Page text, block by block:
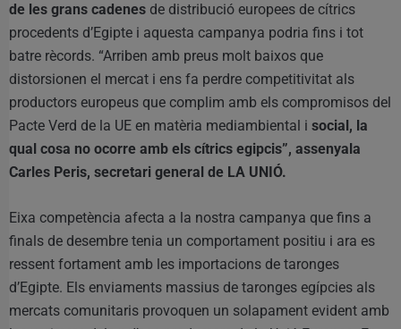
de les grans cadenes de distribució europees de cítrics
procedents d’Egipte i aquesta campanya podria fins i tot
batre rècords. “Arriben amb preus molt baixos que
distorsionen el mercat i ens fa perdre competitivitat als
productors europeus que complim amb els compromisos del
Pacte Verd de la UE en matèria mediambiental i social, la
qual cosa no ocorre amb els cítrics egipcis”, assenyala
Carles Peris, secretari general de LA UNIÓ.
Eixa competència afecta a la nostra campanya que fins a
finals de desembre tenia un comportament positiu i ara es
ressent fortament amb les importacions de taronges
d’Egipte. Els enviaments massius de taronges egípcies als
mercats comunitaris provoquen un solapament evident amb